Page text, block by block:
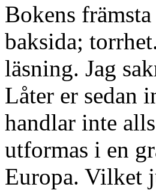
Bokens
baksida;
läsning. Jag
Låter er sedan
handlar inte
utformas i en
Europa. Vilket